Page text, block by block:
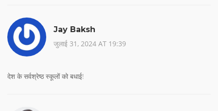
Jay Baksh
जुलाई 31, 2024 AT 19:39
देश के सर्वश्रेष्ठ स्कूलों को बधाई!